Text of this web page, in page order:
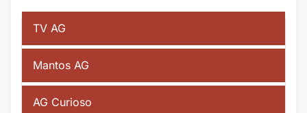
TV AG
Mantos AG
AG Curioso